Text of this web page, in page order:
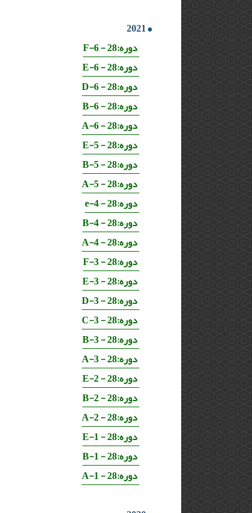
2021
دوره:28 - 6-F
دوره:28 - 6-E
دوره:28 - 6-D
دوره:28 - 6-B
دوره:28 - 6-A
دوره:28 - 5-E
دوره:28 - 5-B
دوره:28 - 5-A
دوره:28 - 4-e
دوره:28 - 4-B
دوره:28 - 4-A
دوره:28 - 3-F
دوره:28 - 3-E
دوره:28 - 3-D
دوره:28 - 3-C
دوره:28 - 3-B
دوره:28 - 3-A
دوره:28 - 2-E
دوره:28 - 2-B
دوره:28 - 2-A
دوره:28 - 1-E
دوره:28 - 1-B
دوره:28 - 1-A